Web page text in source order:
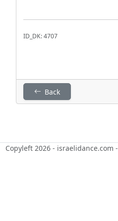
ID_DK: 4707
Back
Copyleft 2026 - israelidance.com -